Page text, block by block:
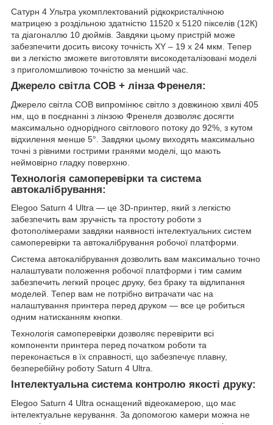
Сатурн 4 Ультра укомплектований рідкокристалічною
матрицею з роздільною здатністю 11520 х 5120 пікселів (12К)
та діагоналлю 10 дюймів. Завдяки цьому пристрій може
забезпечити досить високу точність XY – 19 х 24 мкм. Тепер
ви з легкістю зможете виготовляти високодеталізовані моделі
з приголомшливою точністю за менший час.
Джерело світла СОВ + лінза Френеля:
Джерело світла СОВ випромінює світло з довжиною хвилі 405
нм, що в поєднанні з лінзою Френеля дозволяє досягти
максимально однорідного світлового потоку до 92%, з кутом
відхилення менше 5°. Завдяки цьому виходять максимально
точні з рівними гострими гранями моделі, що мають
неймовірно гладку поверхню.
Технологія самоперевірки та система
автокалібрування:
Elegoo Saturn 4 Ultra — це 3D-принтер, який з легкістю
забезпечить вам зручність та простоту роботи з
фотополімерами завдяки наявності інтелектуальних систем
самоперевірки та автокалібрування робочої платформи.
Система автокалібрування дозволить вам максимально точно
налаштувати положення робочої платформи і тим самим
забезпечить легкий процес друку, без браку та відлипання
моделей. Тепер вам не потрібно витрачати час на
налаштування принтера перед друком — все це робиться
одним натисканням кнопки.
Технологія самоперевірки дозволяє перевірити всі
компоненти принтера перед початком роботи та
переконається в їх справності, що забезпечує плавну,
безперебійну роботу Saturn 4 Ultra.
Інтелектуальна система контролю якості друку:
Elegoo Saturn 4 Ultra оснащений відеокамерою, що має
інтелектуальне керування. За допомогою камери можна не